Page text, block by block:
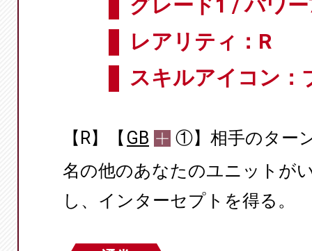
グレード1 / パワ
レアリティ：R
スキルアイコン：
【R】【 GB
①】相手のター
名の他のあなたのユニットが
し、インターセプトを得る。